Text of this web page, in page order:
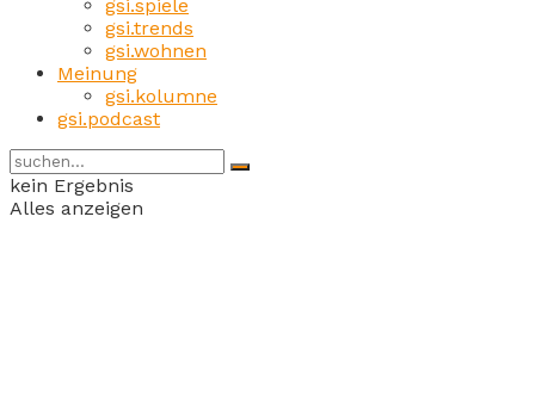
gsi.spiele
gsi.trends
gsi.wohnen
Meinung
gsi.kolumne
gsi.podcast
kein Ergebnis
Alles anzeigen